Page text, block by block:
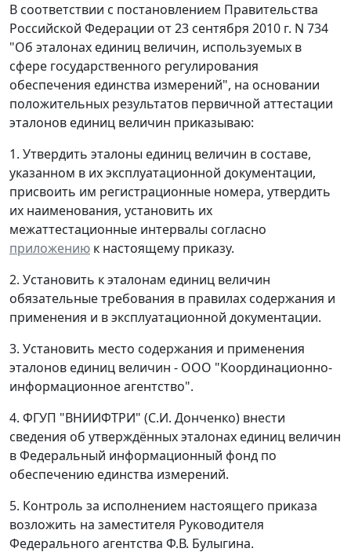
В соответствии с постановлением Правительства
Российской Федерации от 23 сентября 2010 г. N 734
"Об эталонах единиц величин, используемых в
сфере государственного регулирования
обеспечения единства измерений", на основании
положительных результатов первичной аттестации
эталонов единиц величин приказываю:
1. Утвердить эталоны единиц величин в составе,
указанном в их эксплуатационной документации,
присвоить им регистрационные номера, утвердить
их наименования, установить их
межаттестационные интервалы согласно
приложению к настоящему приказу.
2. Установить к эталонам единиц величин
обязательные требования в правилах содержания и
применения и в эксплуатационной документации.
3. Установить место содержания и применения
эталонов единиц величин - ООО "Координационно-
информационное агентство".
4. ФГУП "ВНИИФТРИ" (С.И. Донченко) внести
сведения об утверждённых эталонах единиц величин
в Федеральный информационный фонд по
обеспечению единства измерений.
5. Контроль за исполнением настоящего приказа
возложить на заместителя Руководителя
Федерального агентства Ф.В. Булыгина.